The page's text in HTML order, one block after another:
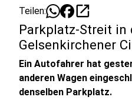
Teilen: open_in_new
Parkplatz-Streit in
Gelsenkirchener
Ein Autofahrer hat
anderen Wagen
denselben Parkplatz.